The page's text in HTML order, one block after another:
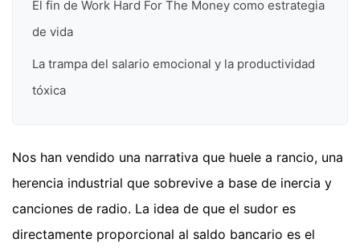
El fin de Work Hard For The Money como estrategia
de vida
La trampa del salario emocional y la productividad
tóxica
Nos han vendido una narrativa que huele a rancio, una
herencia industrial que sobrevive a base de inercia y
canciones de radio. La idea de que el sudor es
directamente proporcional al saldo bancario es el